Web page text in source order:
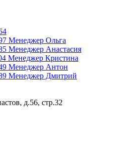
Менеджер Ольга
Менеджер Анастасия
Менеджер Кристина
Менеджер Антон
Менеджер Дмитрий
д.56, стр.32